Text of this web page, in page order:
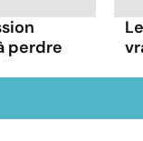
perdre